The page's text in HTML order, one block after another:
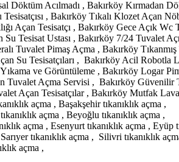
Acılmadı , Bakırköy Kırmadan
, Bakırköy Tıkalı Klozet Açan
Açan Tesisatçı , Bakırköy Gece Açık
Tesisat Ustası , Bakırköy 7/24 Tuvalet
Tuvalet Pimaş Açma , Bakırköy
Su Tesisatçıları , Bakırköy Acil
ve Görüntüleme , Bakırköy Logar
Açma Servisi , Bakırköy
Açan Tesisatçılar , Bakırköy Mutfak
açma , Başakşehir tıkanıklık açma ,
açma , Beyoğlu tıkanıklık açma ,
açma , Esenyurt tıkanıklık açma ,
tıkanıklık açma , Silivri tıkanıklık
açma ,